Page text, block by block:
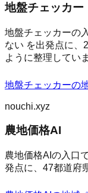
地盤チェッカー
地盤チェッカーの
ない を出発点に、
ように整理してい
地盤チェッカーの
nouchi.xyz
農地価格AI
農地価格AIの入口
発点に、47都道府